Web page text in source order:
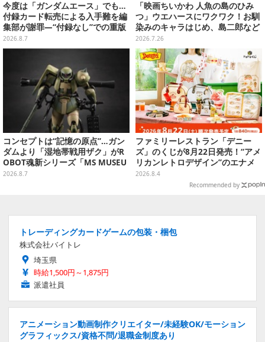
今度は「ガンダムエース」でも…
付録カード転売による入手難を編
集部が謝罪―“付録なし”での重版
対応を進行中
2026.8.7
「映画ちいかわ 人魚の島のひみ
つ」ウエハースにワクワク！お馴
染みのキャラはじめ、島二郎など
セイレーン編カード全22種
2026.7.26
コンセプトは“記憶の原点”…ガン
ダムより「湿地帯戦用ザク」がR
OBOT魂新シリーズ「MS MUSEU
M」で商品化！博物館イメージの
2026.8.7
ファミリーレストラン「デニー
ズ」のくじが8月22日発売！“アメ
リカンレトロデザイン”のエナメ
ルバッグやTシャツなど、日常使
いできるグッズを用意
2026.8.4
Recommended by
トレーディングカードゲームの包装・梱包
株式会社バイトレ
埼玉県
時給1,500円～1,875円
派遣社員
アニメーション動画制作クリエイター/未経験OK/モーション
グラフィックス/資格不問/退職金制度あり